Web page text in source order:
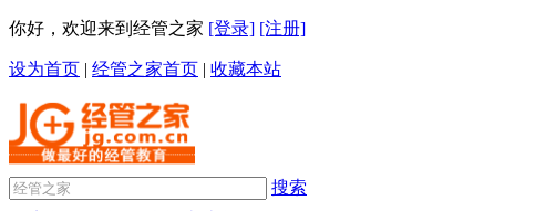
你好，欢迎来到经管之家 [登录] [注册]
设为首页 | 经管之家首页 | 收藏本站
搜索